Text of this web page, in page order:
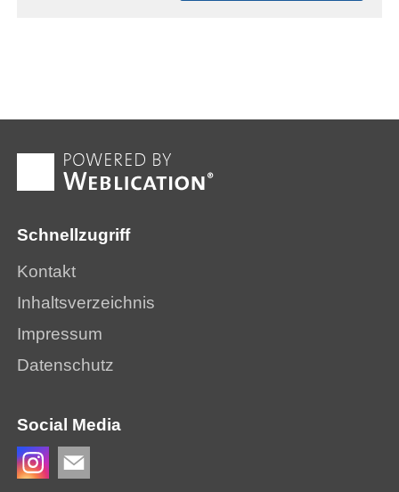
Schnellzugriff
Kontakt
Inhaltsverzeichnis
Impressum
Datenschutz
Social Media